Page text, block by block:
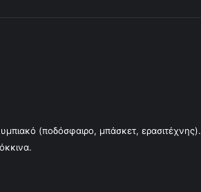
(ποδόσφαιρο, μπάσκετ, ερασιτέχνης).